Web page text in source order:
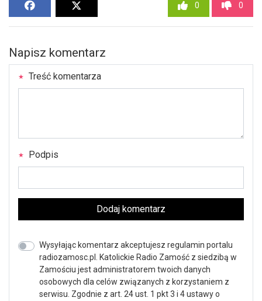
0 0
Napisz komentarz
Treść komentarza
Podpis
Dodaj komentarz
Wysyłając komentarz akceptujesz regulamin portalu
radiozamosc.pl. Katolickie Radio Zamość z siedzibą w
Zamościu jest administratorem twoich danych
osobowych dla celów związanych z korzystaniem z
serwisu. Zgodnie z art. 24 ust. 1 pkt 3 i 4 ustawy o